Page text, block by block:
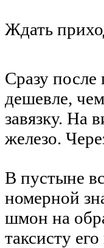
Ждать
Сразу после
дешевле,
завязку. На
железо.
В пустыне
номерной
шмон на
таксисту